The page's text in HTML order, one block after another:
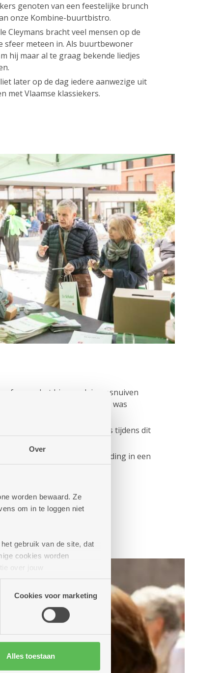
Over
worden bewaard. Ze
om in te loggen niet
gebruik van de site, dat
cookies worden
kunnen deze gegevens
Cookies voor marketing
Alles toestaan
genoten van een feestelijke brunch
onze Kombine-buurtbistro.
Cleymans bracht veel mensen op de
sfeer meteen in. Als buurtbewoner
hij maar al te graag bekende liedjes
later op de dag iedere aanwezige uit
met Vlaamse klassiekers.
sfeer op het binnenplein opsnuiven
Voor het jonge volkje was
dan 250 bezoekers langs tijdens dit
kregen een rondleiding in een